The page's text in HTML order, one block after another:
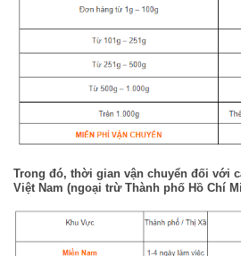
Trong đó, thời gian vận chuyển đối với
Việt Nam (ngoại trừ Thành phố Hồ Chí